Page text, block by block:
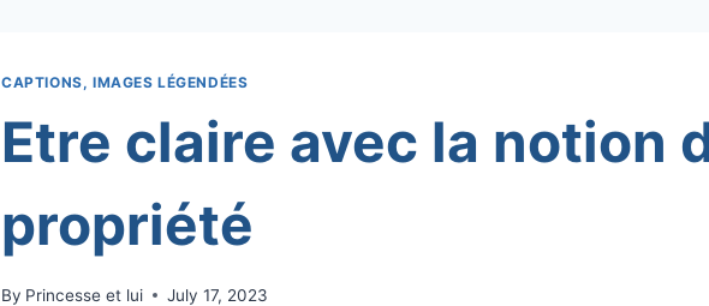
CAPTIONS, IMAGES LÉGENDÉES
Etre claire avec la notion
propriété
By Princesse et lui July 17, 2023